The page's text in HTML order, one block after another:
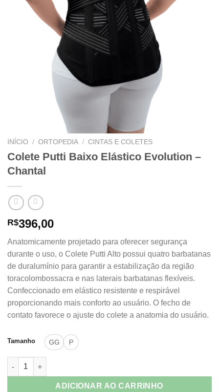
INÍCIO / ORTOPEDIA / CINTAS E COLETES
Colete Putti Baixo Elástico Evolution –
Chantal
R$396,00
Anatomicamente projetado para oferecer segurança
durante o uso, o Colete Putti Alto possui quatro barbatanas
de duralumínio para garantir a estabilização da região
toracolombossacra e nas laterais barbatanas flexíveis.
Confeccionado em elástico resistente e respirável
proporcionando mais conforto ao usuário. O fecho de
contato favorece o ajuste do colete a anatomia do usuário.
Tamanho GG P
Colete Putti Baixo Elástico Evolution - Chantal quantidade
ADICIONAR AO CARRINHO